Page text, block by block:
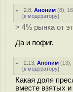
2.8 ,Аноним (8),
[к модератору]
> 4% рынка от
Да и пофиг.
2.13 ,Аноним (13),
[к модератору]
Какая доля
вместе взятых